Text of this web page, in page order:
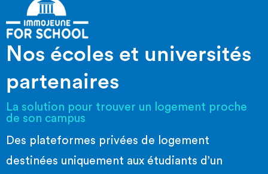
Nos écoles et universités
partenaires
La solution pour trouver un logement proche
de son campus
Des plateformes privées de logement
destinées uniquement aux étudiants d’un